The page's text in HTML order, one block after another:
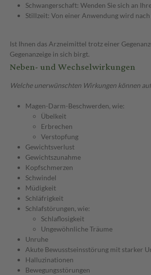
Schwangerschaft: Wenden Sie sich an
Stillzeit: Von einer Anwendung wird
Ist Ihnen das Arzneimittel trotz einer
Gegenanzeige in sich birgt.
Neben- und Wechselwirkungen
Welche unerwünschten Wirkungen können
Magen-Darm-Beschwerden, wie:
Übelkeit
Erbrechen
Verstopfung
Gewichtsverlust
Gewichtszunahme
Kopfschmerzen
Schwindel
Müdigkeit
Schläfrigkeit
Schlafstörungen, wie:
Schlaflosigkeit
Ungewöhnliche Träume
Unruhe
Akute Bewusstseinsstörung mit starker
Halluzinationen
Bewegungsstörungen